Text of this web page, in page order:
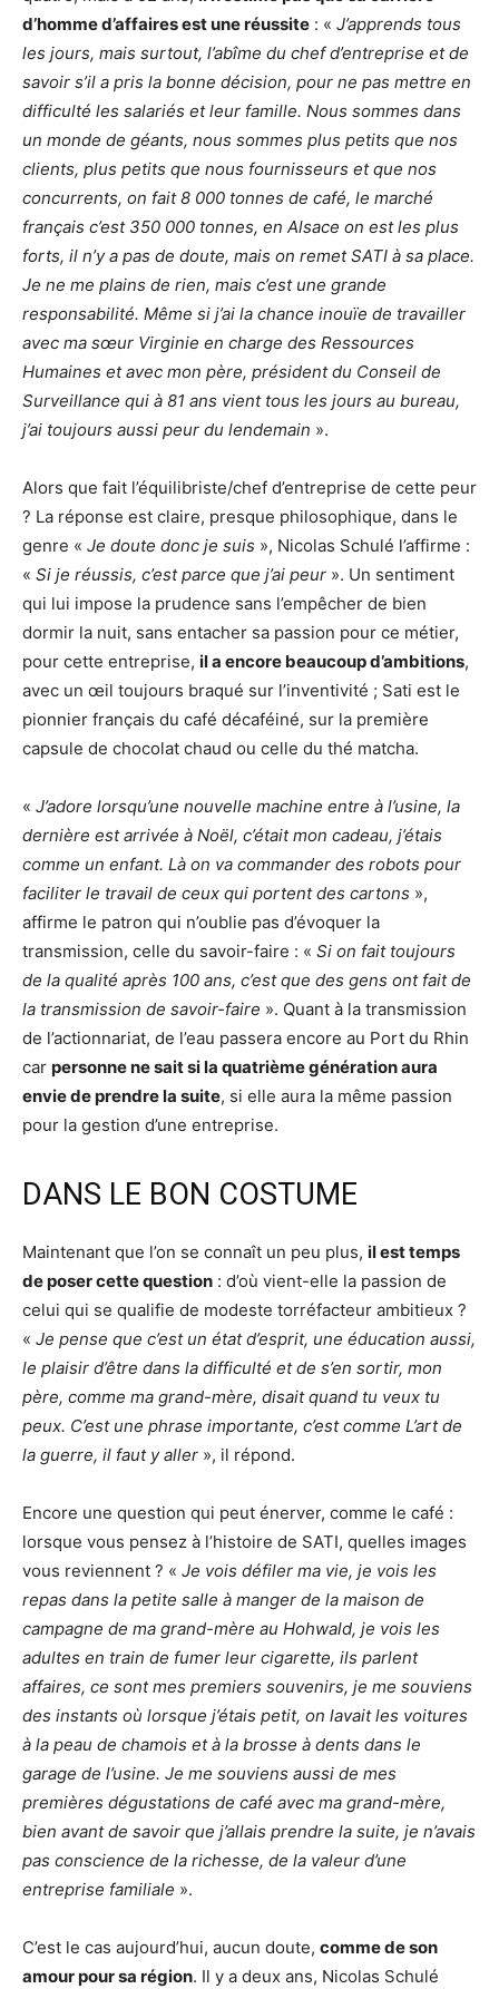
d’homme d’affaires est une réussite : « J’apprends tous
les jours, mais surtout, l’abîme du chef d’entreprise et de
savoir s’il a pris la bonne décision, pour ne pas mettre en
difficulté les salariés et leur famille. Nous sommes dans
un monde de géants, nous sommes plus petits que nos
clients, plus petits que nous fournisseurs et que nos
concurrents, on fait 8 000 tonnes de café, le marché
français c’est 350 000 tonnes, en Alsace on est les plus
forts, il n’y a pas de doute, mais on remet SATI à sa place.
Je ne me plains de rien, mais c’est une grande
responsabilité. Même si j’ai la chance inouïe de travailler
avec ma sœur Virginie en charge des Ressources
Humaines et avec mon père, président du Conseil de
Surveillance qui à 81 ans vient tous les jours au bureau,
j’ai toujours aussi peur du lendemain ».
Alors que fait l’équilibriste/chef d’entreprise de cette peur
? La réponse est claire, presque philosophique, dans le
genre « Je doute donc je suis », Nicolas Schulé l’affirme :
« Si je réussis, c’est parce que j’ai peur ». Un sentiment
qui lui impose la prudence sans l’empêcher de bien
dormir la nuit, sans entacher sa passion pour ce métier,
pour cette entreprise, il a encore beaucoup d’ambitions,
avec un œil toujours braqué sur l’inventivité ; Sati est le
pionnier français du café décaféiné, sur la première
capsule de chocolat chaud ou celle du thé matcha.
« J’adore lorsqu’une nouvelle machine entre à l’usine, la
dernière est arrivée à Noël, c’était mon cadeau, j’étais
comme un enfant. Là on va commander des robots pour
faciliter le travail de ceux qui portent des cartons »,
affirme le patron qui n’oublie pas d’évoquer la
transmission, celle du savoir-faire : « Si on fait toujours
de la qualité après 100 ans, c’est que des gens ont fait de
la transmission de savoir-faire ». Quant à la transmission
de l’actionnariat, de l’eau passera encore au Port du Rhin
car personne ne sait si la quatrième génération aura
envie de prendre la suite, si elle aura la même passion
pour la gestion d’une entreprise.
DANS LE BON COSTUME
Maintenant que l’on se connaît un peu plus, il est temps
de poser cette question : d’où vient-elle la passion de
celui qui se qualifie de modeste torréfacteur ambitieux ?
« Je pense que c’est un état d’esprit, une éducation aussi,
le plaisir d’être dans la difficulté et de s’en sortir, mon
père, comme ma grand-mère, disait quand tu veux tu
peux. C’est une phrase importante, c’est comme L’art de
la guerre, il faut y aller », il répond.
Encore une question qui peut énerver, comme le café :
lorsque vous pensez à l’histoire de SATI, quelles images
vous reviennent ? « Je vois défiler ma vie, je vois les
repas dans la petite salle à manger de la maison de
campagne de ma grand-mère au Hohwald, je vois les
adultes en train de fumer leur cigarette, ils parlent
affaires, ce sont mes premiers souvenirs, je me souviens
des instants où lorsque j’étais petit, on lavait les voitures
à la peau de chamois et à la brosse à dents dans le
garage de l’usine. Je me souviens aussi de mes
premières dégustations de café avec ma grand-mère,
bien avant de savoir que j’allais prendre la suite, je n’avais
pas conscience de la richesse, de la valeur d’une
entreprise familiale ».
C’est le cas aujourd’hui, aucun doute, comme de son
amour pour sa région. Il y a deux ans, Nicolas Schulé